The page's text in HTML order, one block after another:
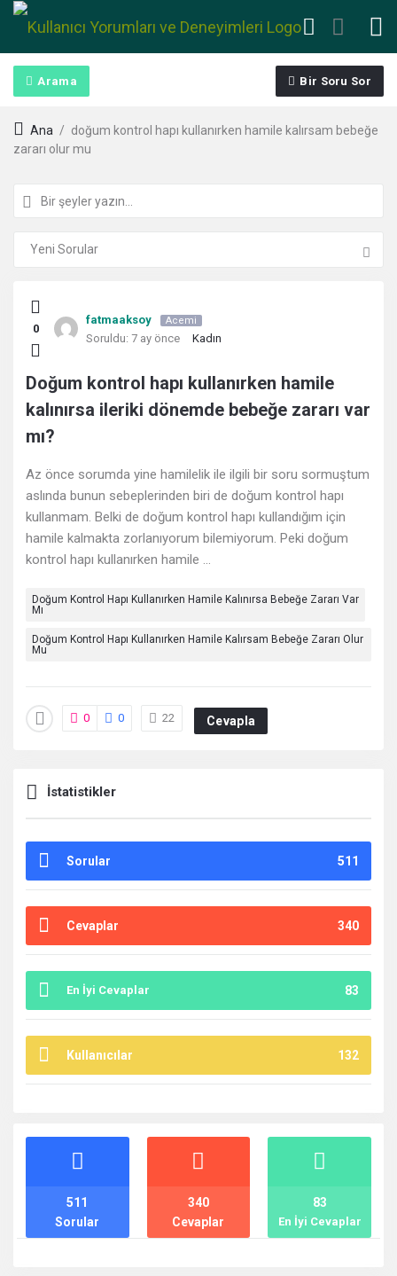
Arama Bir Soru Sor
Ana / doğum kontrol hapı kullanırken hamile kalırsam bebeğe
zararı olur mu
Kullanıcı
Yorumları
ve
Deneyimleri
sonuncu
Sorular
0
fatmaaksoy Acemi
Soruldu: 7 ay önce Kadın
Doğum kontrol hapı kullanırken hamile
kalınırsa ileriki dönemde bebeğe zararı var
mı?
Az önce sorumda yine hamilelik ile ilgili bir soru sormuştum
aslında bunun sebeplerinden biri de doğum kontrol hapı
kullanmam. Belki de doğum kontrol hapı kullandığım için
hamile kalmakta zorlanıyorum bilemiyorum. Peki doğum
kontrol hapı kullanırken hamile ...
Doğum Kontrol Hapı Kullanırken Hamile Kalınırsa Bebeğe Zararı Var
Mı
Doğum Kontrol Hapı Kullanırken Hamile Kalırsam Bebeğe Zararı Olur
Mu
0 0 22 Cevapla
İstatistikler
Sorular 511
Cevaplar 340
En İyi Cevaplar 83
Kullanıcılar 132
İstatistikler
Sorular
511
Cevaplar
340
En İyi Cevaplar
83